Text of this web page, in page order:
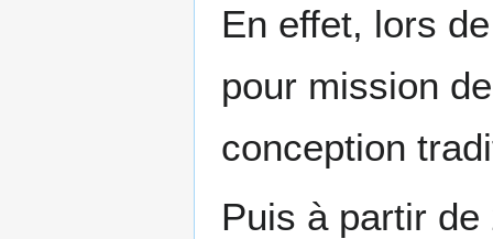
En effet, lors
pour mission
conception
Puis à partir